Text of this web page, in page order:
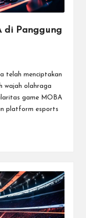
di Panggung
telah menciptakan
wajah olahraga
game MOBA
platform esports